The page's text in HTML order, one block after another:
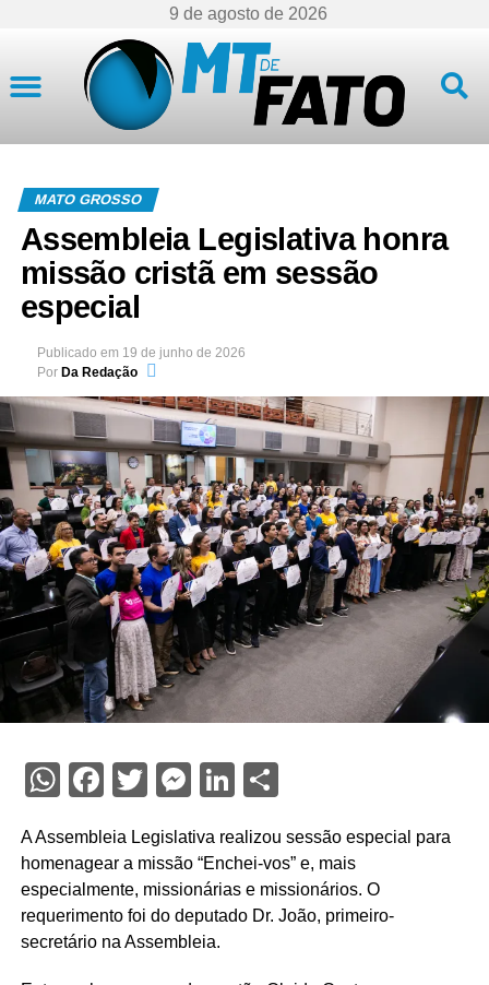
9 de agosto de 2026
MATO GROSSO
Assembleia Legislativa honra
missão cristã em sessão
especial
Publicado em 19 de junho de 2026
Por Da Redação
WhatsApp
Facebook
Twitter
Messenger
LinkedIn
Share
A Assembleia Legislativa realizou sessão especial para
homenagear a missão “Enchei-vos” e, mais
especialmente, missionárias e missionários. O
requerimento foi do deputado Dr. João, primeiro-
secretário na Assembleia.